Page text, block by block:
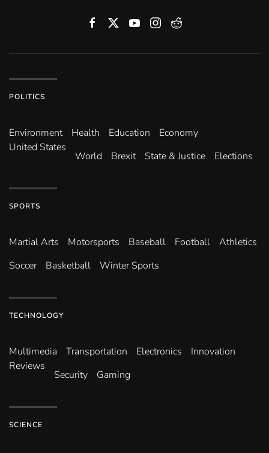
POLITICS
Environ­ment Health Education
Economy
United States
World Brexit State & Justice Elections
SPORTS
Martial Arts Motorsports Baseball Football
Athletics
Soccer
Basketball Winter Sports
TECHNOLOGY
Multimedia Transportation Electronics
Innovation
Reviews
Security Gaming
SCIENCE